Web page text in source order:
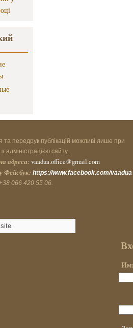
та передрук публікацій можливі лише при
адміністрацією сайту.
адреса: vaadua.office@gmail.com
Фейсбук: https://www.facebook.com/vaadua
+38 066 420 55 06.